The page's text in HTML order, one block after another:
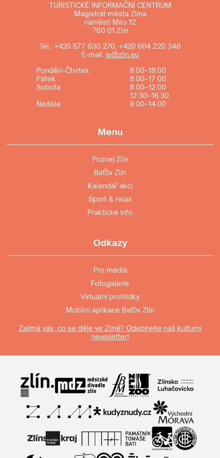
TURISTICKÉ INFORMAČNÍ CENTRUM
Magistrát města Zlína
náměstí Míru 12
760 01 Zlín
Tel.: +420 577 630 270 +420 604 220 348
E-mail: is@zlin.eu
Pondělí–Čtvrtek
8.00–18.00
Pátek
8.00–17.00
Sobota
8.00–12.00
12.30–16.30
Neděle
9.00–14.00
Menu
Poznej Zlín
Baťův Zlín
Kalendář akcí
Sport & relax
Praktické info
Odkazy
Pro média
Fotogalerie
Virtuální prohlídky
Mobilní aplikace Baťův Zlín
Zajímá vás, co se děje ve Zlíně? Odebírejte náš kulturní
newsletter!